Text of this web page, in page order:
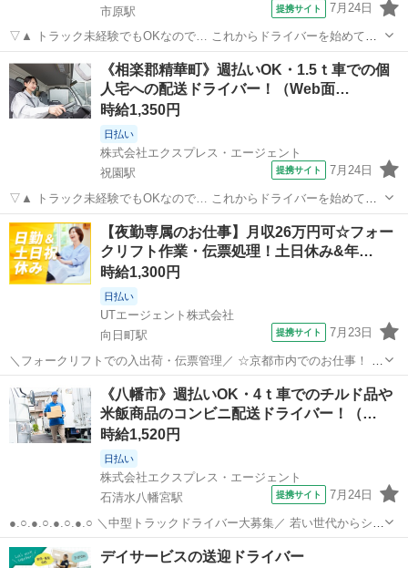
市原駅
提携サイト 7月24日
▽▲ トラック未経験でもOKなので… これからドライバーを始めてみ
ようと 思っている方にオススメしたいお仕事です！ △▼
—————————————— ■使用車種：1.5ｔ（AT車） ■業務内
容：個人宅への食品や日用品の配...
京都 京都市 市原駅 ドライバー
《相楽郡精華町》週払いOK・1.5ｔ車での個
人宅への配送ドライバー！（Web面…
時給1,350円
日払い
株式会社エクスプレス・エージェント
祝園駅
提携サイト 7月24日
▽▲ トラック未経験でもOKなので… これからドライバーを始めてみ
ようと 思っている方にオススメしたいお仕事です！ △▼
—————————————— ■使用車種：1.5ｔ（AT車） ■業務内
容：個人宅への食品や日用品の配...
京都 相楽郡 祝園駅 ドライバー
【夜勤専属のお仕事】月収26万円可☆フォー
クリフト作業・伝票処理！土日休み&年…
時給1,300円
日払い
UTエージェント株式会社
向日町駅
提携サイト 7月23日
＼フォークリフトでの入出荷・伝票管理／ ☆京都市内でのお仕事！ 丁
寧な研修で安心のスタート♪ ＜具体的には…＞ ◆入出荷 →フォークリ
フトを使用 ◆入出荷伝票の処理・管理 詳細については面談時にご説明
させていただきます...
京都 向日市 向日町駅 ドライバー
《八幡市》週払いOK・4ｔ車でのチルド品や
米飯商品のコンビニ配送ドライバー！（…
時給1,520円
日払い
株式会社エクスプレス・エージェント
石清水八幡宮駅
提携サイト 7月24日
●.○.●.○.●.○.●.○ ＼中型トラックドライバー大募集／ 若い世代からシニ
ア世代まで 幅広く活躍できる現場です☆ ご応募は今がチャンス！
●.○.●.○.●.○.●.○ —————————————— ■使用車種：4...
京都 石清水八幡宮駅 ドライバー
デイサービスの送迎ドライバー